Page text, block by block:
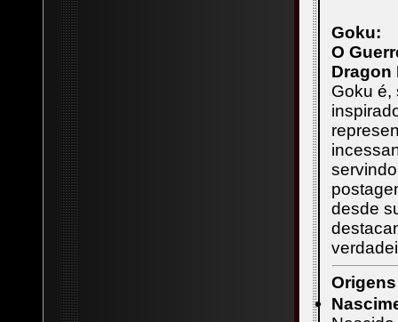
Goku:
O
Dragon
Goku é,
desde